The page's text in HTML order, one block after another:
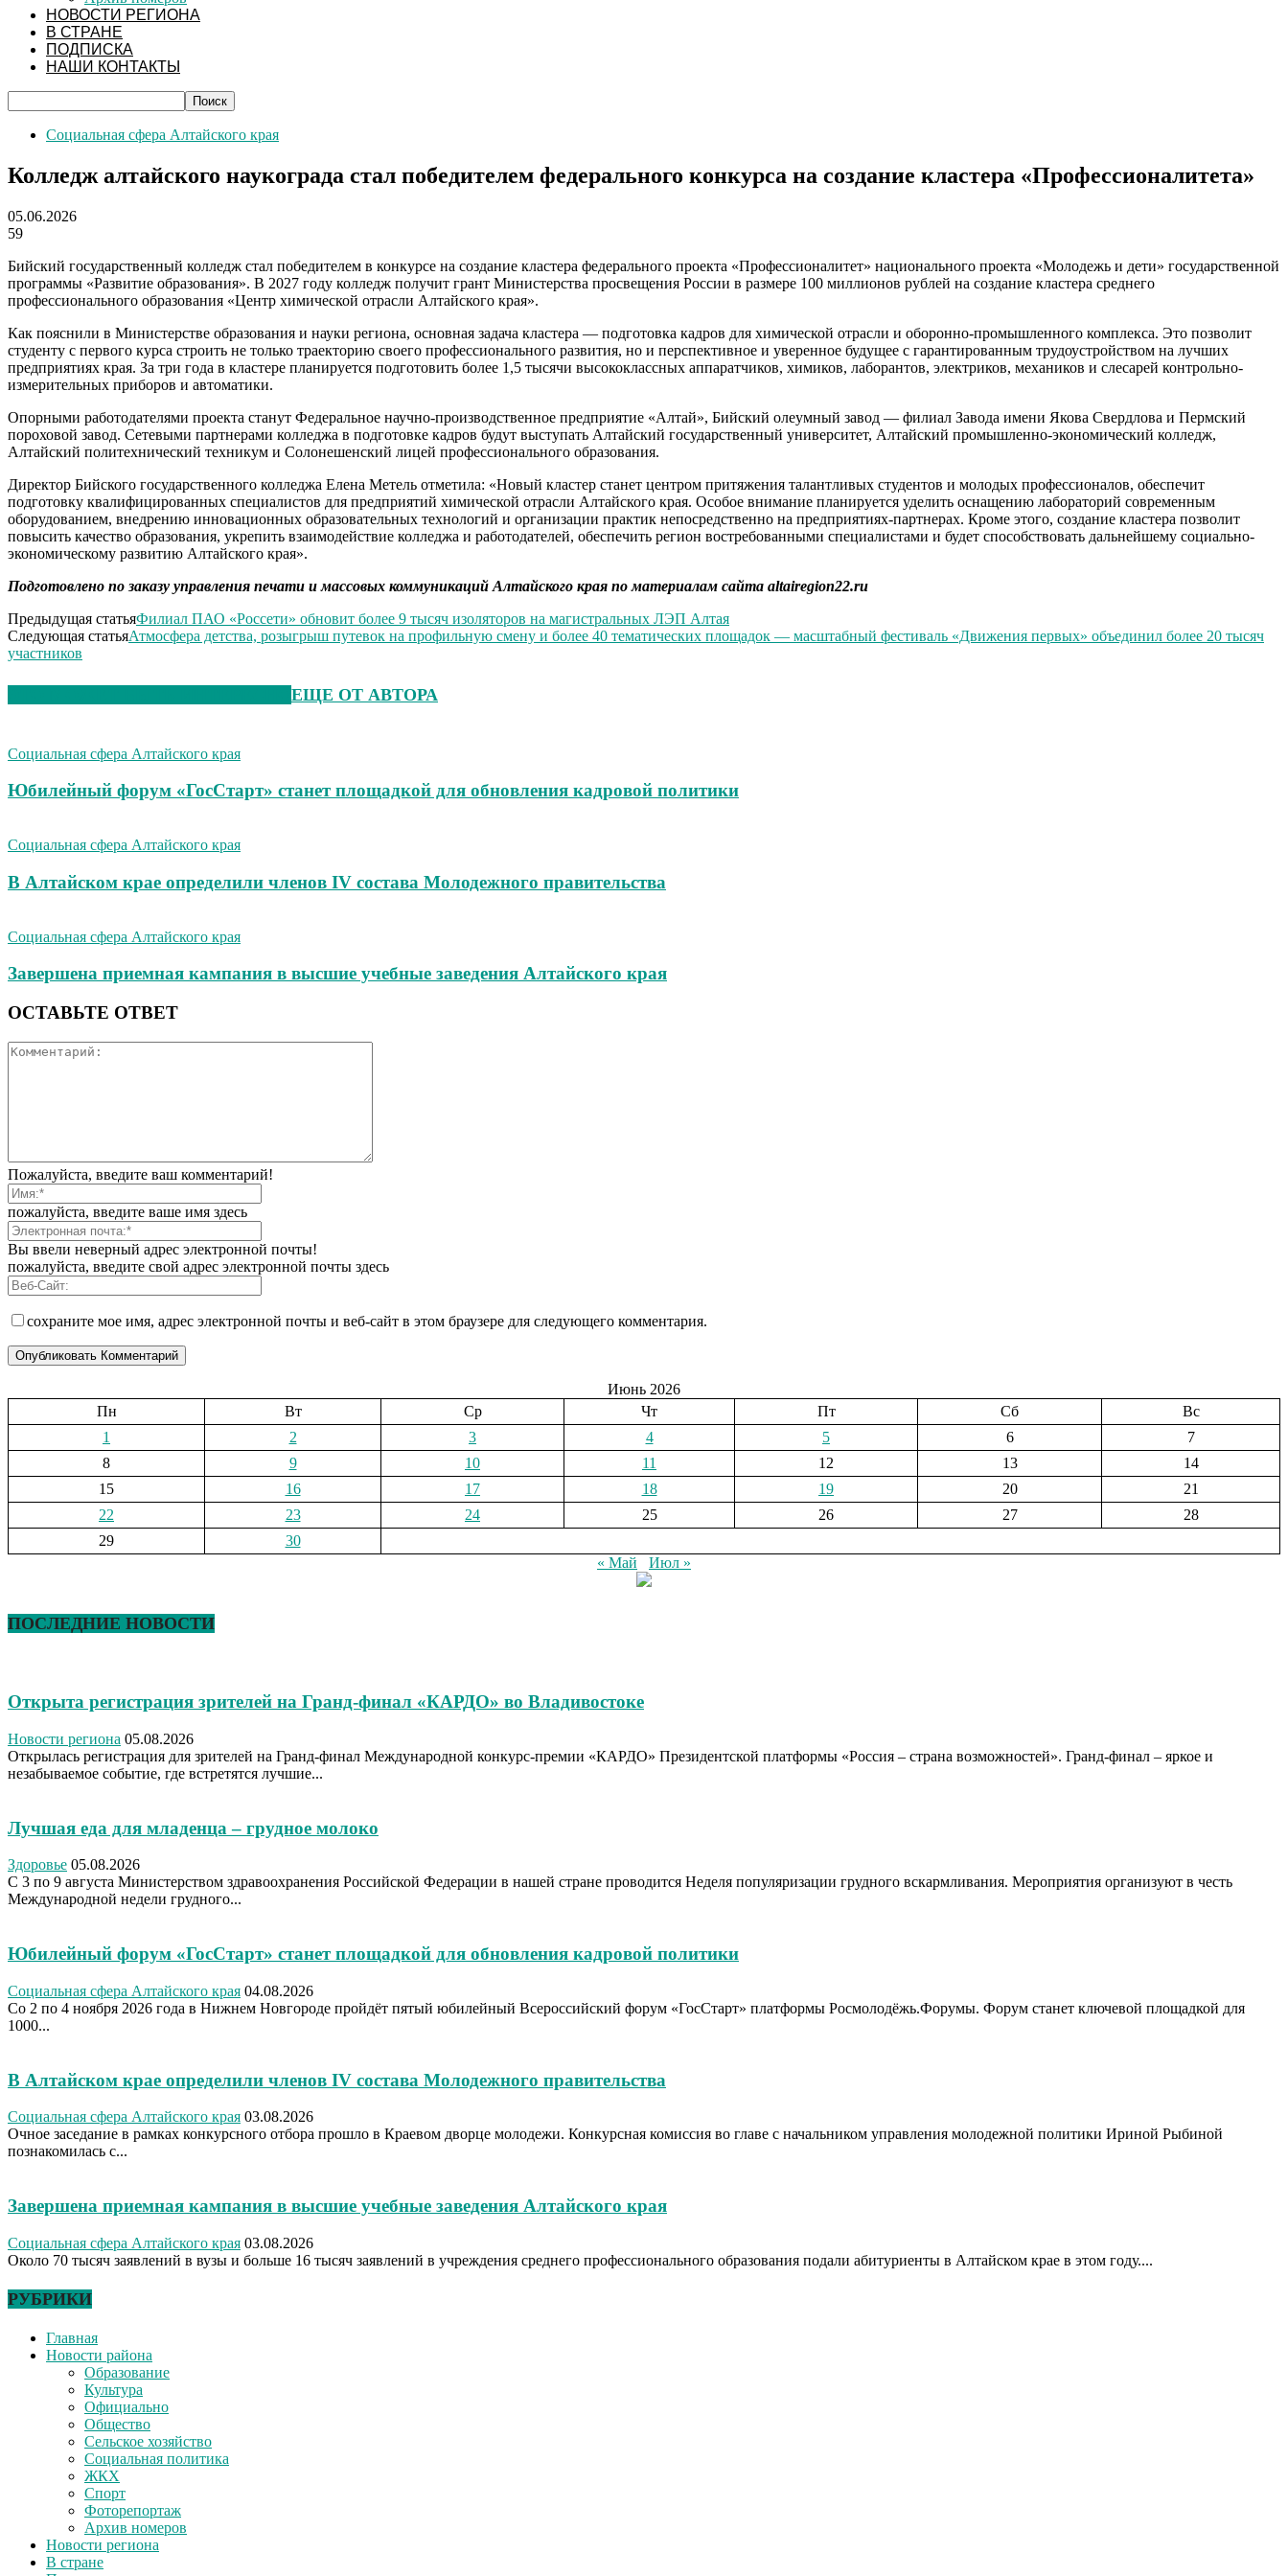
НОВОСТИ РЕГИОНА
В СТРАНЕ
ПОДПИСКА
НАШИ КОНТАКТЫ
Социальная сфера Алтайского края
Колледж алтайского наукограда стал победителем федерального конкурса на создание кластера «Профессионалитета»
05.06.2026
59
Бийский государственный колледж стал победителем в конкурсе на создание кластера федерального проекта «Профессионалитет» национального проекта «Молодежь и дети» государственной
программы «Развитие образования». В 2027 году колледж получит грант Министерства просвещения России в размере 100 миллионов рублей на создание кластера среднего
профессионального образования «Центр химической отрасли Алтайского края».
Как пояснили в Министерстве образования и науки региона, основная задача кластера — подготовка кадров для химической отрасли и оборонно-промышленного комплекса. Это позволит
студенту с первого курса строить не только траекторию своего профессионального развития, но и перспективное и уверенное будущее с гарантированным трудоустройством на лучших
предприятиях края. За три года в кластере планируется подготовить более 1,5 тысячи высококлассных аппаратчиков, химиков, лаборантов, электриков, механиков и слесарей контрольно-
измерительных приборов и автоматики.
Опорными работодателями проекта станут Федеральное научно-производственное предприятие «Алтай», Бийский олеумный завод — филиал Завода имени Якова Свердлова и Пермский
пороховой завод. Сетевыми партнерами колледжа в подготовке кадров будут выступать Алтайский государственный университет, Алтайский промышленно-экономический колледж,
Алтайский политехнический техникум и Солонешенский лицей профессионального образования.
Директор Бийского государственного колледжа Елена Метель отметила: «Новый кластер станет центром притяжения талантливых студентов и молодых профессионалов, обеспечит
подготовку квалифицированных специалистов для предприятий химической отрасли Алтайского края. Особое внимание планируется уделить оснащению лабораторий современным
оборудованием, внедрению инновационных образовательных технологий и организации практик непосредственно на предприятиях-партнерах. Кроме этого, создание кластера позволит
повысить качество образования, укрепить взаимодействие колледжа и работодателей, обеспечить регион востребованными специалистами и будет способствовать дальнейшему социально-
экономическому развитию Алтайского края».
Подготовлено по заказу управления печати и массовых коммуникаций Алтайского края по материалам сайта altairegion22.ru
Предыдущая статьяФилиал ПАО «Россети» обновит более 9 тысяч изоляторов на магистральных ЛЭП Алтая
Следующая статьяАтмосфера детства, розыгрыш путевок на профильную смену и более 40 тематических площадок — масштабный фестиваль «Движения первых» объединил более 20 тысяч
участников
ЕЩЕ ОТ АВТОРА
Социальная сфера Алтайского края
Юбилейный форум «ГосСтарт» станет площадкой для обновления кадровой политики
Социальная сфера Алтайского края
В Алтайском крае определили членов IV состава Молодежного правительства
Социальная сфера Алтайского края
Завершена приемная кампания в высшие учебные заведения Алтайского края
ОСТАВЬТЕ ОТВЕТ
Пожалуйста, введите ваш комментарий!
пожалуйста, введите ваше имя здесь
Вы ввели неверный адрес электронной почты!
пожалуйста, введите свой адрес электронной почты здесь
сохраните мое имя, адрес электронной почты и веб-сайт в этом браузере для следующего комментария.
Июнь 2026
Пн
Вт Ср Чт Пт Сб
Вс
1
2 3 4 5 6
7
8
9 10 11 12 13
14
15
16 17 18 19 20
21
22
23 24 25 26 27
28
29
30
« Май
Июл »
ПОСЛЕДНИЕ НОВОСТИ
Открыта регистрация зрителей на Гранд-финал «КАРДО» во Владивостоке
Новости региона 05.08.2026
Открылась регистрация для зрителей на Гранд-финал Международной конкурс-премии «КАРДО» Президентской платформы «Россия – страна возможностей». Гранд-финал – яркое и
незабываемое событие, где встретятся лучшие...
Лучшая еда для младенца – грудное молоко
Здоровье 05.08.2026
С 3 по 9 августа Министерством здравоохранения Российской Федерации в нашей стране проводится Неделя популяризации грудного вскармливания. Мероприятия организуют в честь
Международной недели грудного...
Юбилейный форум «ГосСтарт» станет площадкой для обновления кадровой политики
Социальная сфера Алтайского края 04.08.2026
Со 2 по 4 ноября 2026 года в Нижнем Новгороде пройдёт пятый юбилейный Всероссийский форум «ГосСтарт» платформы Росмолодёжь.Форумы. Форум станет ключевой площадкой для
1000...
В Алтайском крае определили членов IV состава Молодежного правительства
Социальная сфера Алтайского края 03.08.2026
Очное заседание в рамках конкурсного отбора прошло в Краевом дворце молодежи. Конкурсная комиссия во главе с начальником управления молодежной политики Ириной Рыбиной
познакомилась с...
Завершена приемная кампания в высшие учебные заведения Алтайского края
Социальная сфера Алтайского края 03.08.2026
Около 70 тысяч заявлений в вузы и больше 16 тысяч заявлений в учреждения среднего профессионального образования подали абитуриенты в Алтайском крае в этом году....
РУБРИКИ
Главная
Новости района
Образование
Культура
Официально
Общество
Сельское хозяйство
Социальная политика
ЖКХ
Спорт
Фоторепортаж
Архив номеров
Новости региона
В стране